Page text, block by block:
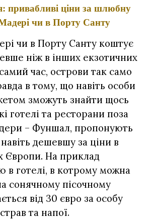
привабливі ціни за шлюбну
чи в Порту Санту
чи в Порту Санту коштує
ніж в інших екзотичних
час, острови так само
в тому, що навіть особи
зможуть знайти щось
готелі та ресторани поза
– Фуншал, пропонують
дешевшу за ціни в
Європи. На приклад
в готелі, в котрому можна
сонячному пісочному
від 30 євро за особу
та напої.